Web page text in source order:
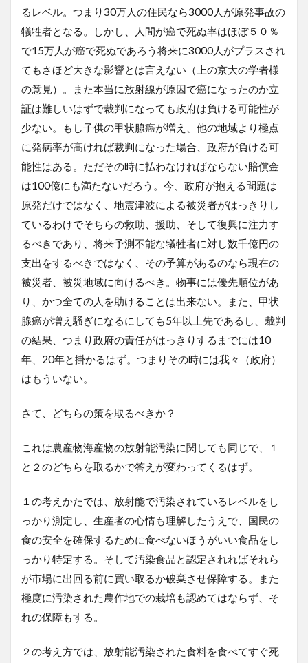
るレベル。つまり30万人の住民なら3000人が原発事故の
犠牲者となる。しかし、人間が癌で死ぬ率はほぼ５０％
で15万人が癌で死ぬであろう将来に3000人がプラスされ
てもさほど大きな影響とは言えない（上の京大の学者様
の意見）。また本当に放射線が原因で癌になったのか立
証は難しいはずで裁判になっても政府は負ける可能性が
少ない。もし子供の甲状腺癌が増え、他の地域より極点
に発病率が高ければ裁判になった場合、政府が負ける可
能性はある。ただその時に払わなければならない賠償金
は100億にも満たないだろう。今、政府が抱える問題は
原発だけではなく、地震津波による被災者がはっきりし
ているわけでそちらの救助、援助、そして復興に注力す
るべきであり、将来予測不能な犠牲者に対し数千億円の
支出をするべきではなく、その予算があるのなら現在の
被災者、被災地域に向けるべき。物事には優先順位があ
り、かつ全ての人を助けることは出来ない。また、甲状
腺癌が増え騒ぎになるにしても5年以上先であるし、裁判
の結果、つまり政府の責任がはっきりするまでには10
年、20年と掛かるはず。つまりその時には我々（政府）
はもういない。
さて、どちらの策を取るべきか？
これは農産物海産物の放射能汚染に関しても同じで、１
と２のどちらを取るかで答えが変わってくるはず。
１の考えかたでは、放射能で汚染されているレベルをし
っかり測定し、生産者の心情も理解したうえで、国民の
食の安全を確保するために食べないほうがいい食品をし
っかり特定する。そして汚染食品と認定されればそれら
が市場に出回る前に買い取るか破棄させ保障する。また
極度に汚染された農作地での栽培も認めてはならず、そ
れの保障もする。
２の考え方では、放射能汚染された食料を食べてすぐ死